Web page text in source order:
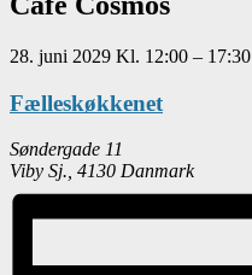
28. juni 2029 Kl. 12:00 – 17:30
Fælleskøkkenet
Søndergade 11
Viby Sj. 4130 Danmark